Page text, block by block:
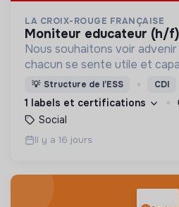
LA CROIX-ROUGE FRANÇAISE
moniteur educateur (h/f)
Nous souhaitons voir
chacun se sente utile et
nous proposons des moyens
d’engagement innovants et
💡 Structure de l’ESS CDI
1 labels et certifications
Social
Il y a 16 jours